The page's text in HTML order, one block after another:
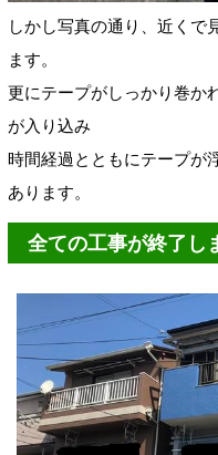
しかし写真の通り、近くで
ます。
更にテープがしっかり巻か
が入り込み
時間経過とともにテープが
あります。
全ての工事が終了し